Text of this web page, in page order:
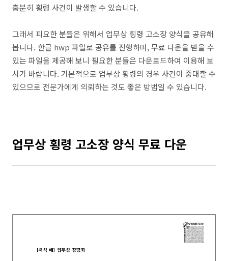
충분히 횡령 사건이 발생할 수 있습니다.
그래서 피요한 분들은 위해서 업무상 횡령 고소장 양식을 공유해
봅니다. 한글 hwp 파일로 공유를 진행하며, 무료 다운을 받을 수
있는 파일을 제공해 보니 필요한 분들은 다운로드하여 이용해 보
시기 바랍니다. 기본적으로 업무상 횡령의 경우 사건이 중대할 수
있으므로 전문가에게 의뢰하는 것도 좋은 방법일 수 있습니다.
업무상 횡령 고소장 양식 무료 다운